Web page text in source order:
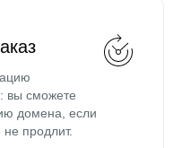
вы сможете
домена, если
продлит.